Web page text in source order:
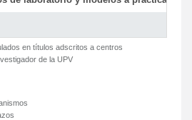
en títulos adscritos a centros
de la UPV